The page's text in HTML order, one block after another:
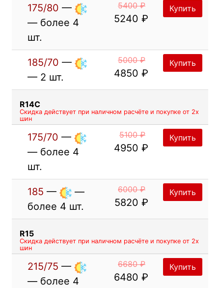
175/80 —
— более 4
шт.
5400 ₽
5240 ₽
Купить
185/70 —
— 2 шт.
5000 ₽
4850 ₽
Купить
R14C
Скидка действует при наличном расчёте и покупке от 2х
шин
175/70 —
— более 4
шт.
5100 ₽
4950 ₽
Купить
185 —
—
более 4 шт.
6000 ₽
5820 ₽
Купить
R15
Скидка действует при наличном расчёте и покупке от 2х
шин
215/75 —
— более 4
6680 ₽
6480 ₽
Купить